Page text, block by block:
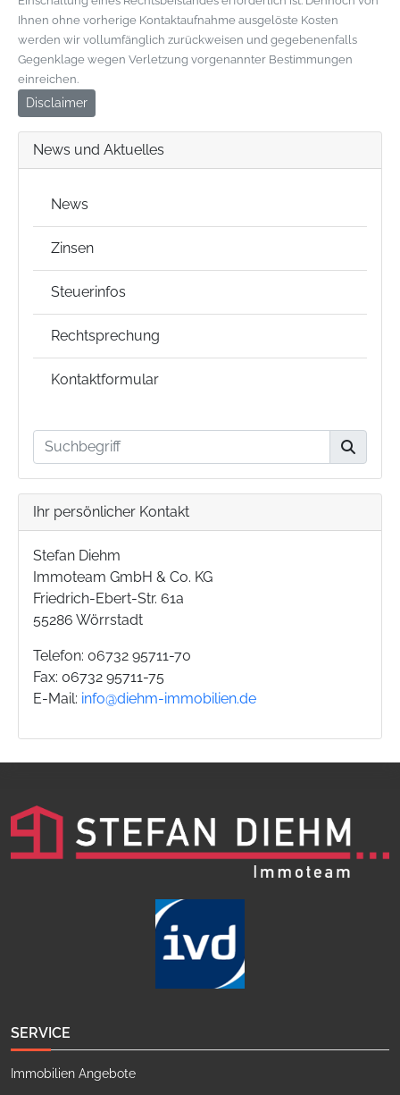
Ihnen ohne vorherige Kontaktaufnahme ausgelöste Kosten
werden wir vollumfänglich zurückweisen und gegebenenfalls
Gegenklage wegen Verletzung vorgenannter Bestimmungen
einreichen.
Disclaimer
News und Aktuelles
News
Zinsen
Steuerinfos
Rechtsprechung
Kontaktformular
Ihr persönlicher Kontakt
Stefan Diehm
Immoteam GmbH & Co. KG
Friedrich-Ebert-Str. 61a
55286 Wörrstadt
Telefon: 06732 95711-70
Fax: 06732 95711-75
E-Mail: info@diehm-immobilien.de
SERVICE
Immobilien Angebote